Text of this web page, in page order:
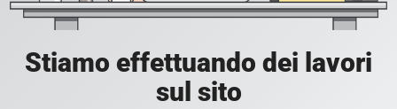
Stiamo effettuando dei lavori
sul sito